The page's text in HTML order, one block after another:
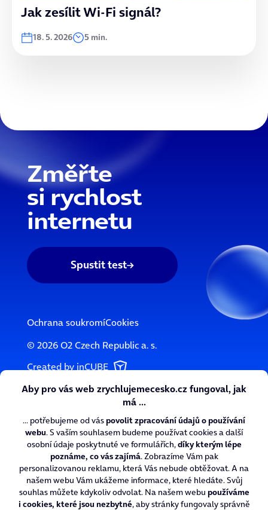
Jak zesílit Wi-Fi signál?
18. 5. 2026 5 min.
Změřte
si rychlost
internetu
Spustit test
Ochrana soukromíCookies
© 2026 O2 Czech Republic a. s.
Created by inCUBE